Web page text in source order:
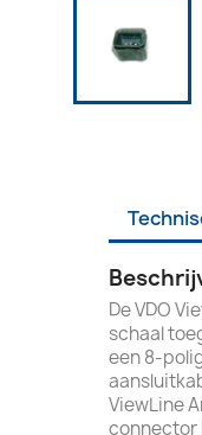
De VDO
schaal
een 8-
ViewLine
connector